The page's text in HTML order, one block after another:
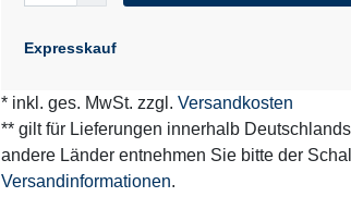
Expresskauf
* inkl. ges. MwSt. zzgl. Versandkosten
** gilt für Lieferungen innerhalb
andere Länder entnehmen Sie bitte der
Versandinformationen.